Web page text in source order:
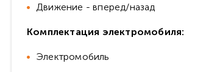
Движение - вперед/назад
Комплектация электромобиля:
Электромобиль